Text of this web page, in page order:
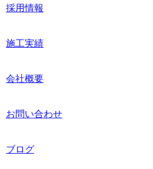
採用情報
施工実績
会社概要
お問い合わせ
ブログ